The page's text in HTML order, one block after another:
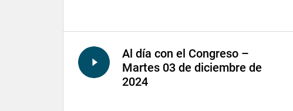
Al día con el Congreso –
Martes 03 de diciembre de
2024